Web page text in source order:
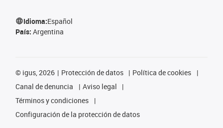
Idioma:Español
País: Argentina
© igus, 2026 Protección de datos
Política de cookies
Canal de denuncia
Aviso legal
Términos y condiciones
Configuración de la protección de datos